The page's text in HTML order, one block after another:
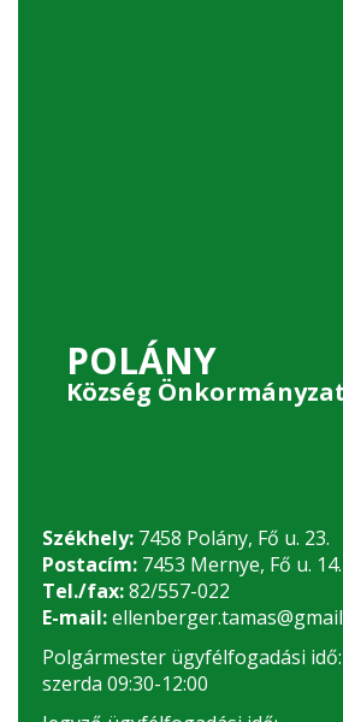
POLÁNY
Község
Székhely: 7458 Polány, Fő u. 23.
Postacím: 7453 Mernye, Fő u. 14.
Tel./fax:82/557-022
E-mail:
Polgármester ügyfélfogadási idő:
szerda 09:30-12:00